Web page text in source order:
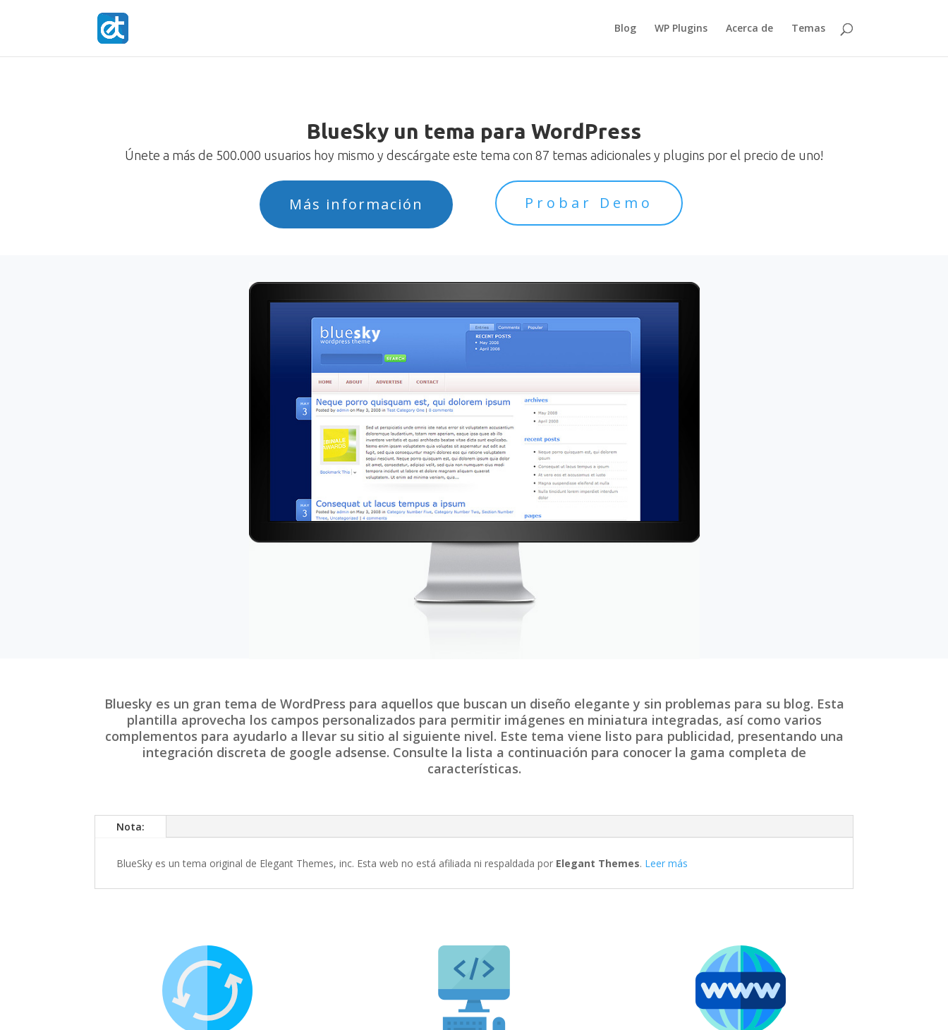
Blog WP Plugins Acerca de Temas
BlueSky un tema para WordPress
Únete a más de 500.000 usuarios hoy mismo y descárgate este tema con 87 temas adicionales y plugins por el precio de uno!
Más información Probar Demo
Bluesky es un gran tema de WordPress para aquellos que buscan un diseño elegante y sin problemas para su blog. Esta
plantilla aprovecha los campos personalizados para permitir imágenes en miniatura integradas, así como varios
complementos para ayudarlo a llevar su sitio al siguiente nivel. Este tema viene listo para publicidad, presentando una
integración discreta de google adsense. Consulte la lista a continuación para conocer la gama completa de
características.
Nota:
BlueSky es un tema original de Elegant Themes, inc. Esta web no está afiliada ni respaldada por Elegant Themes. Leer más